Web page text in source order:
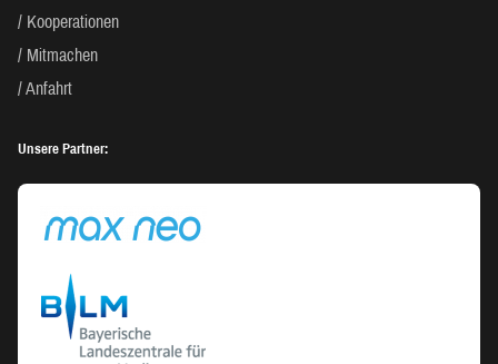
Kooperationen
Mitmachen
Anfahrt
Unsere Partner: